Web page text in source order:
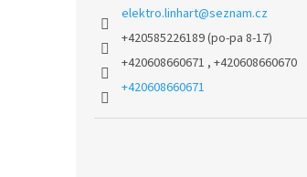
elektro.linhart@seznam.cz
+420585226189 (po-pa 8-17)
+420608660671 , +420608660670
+420608660671